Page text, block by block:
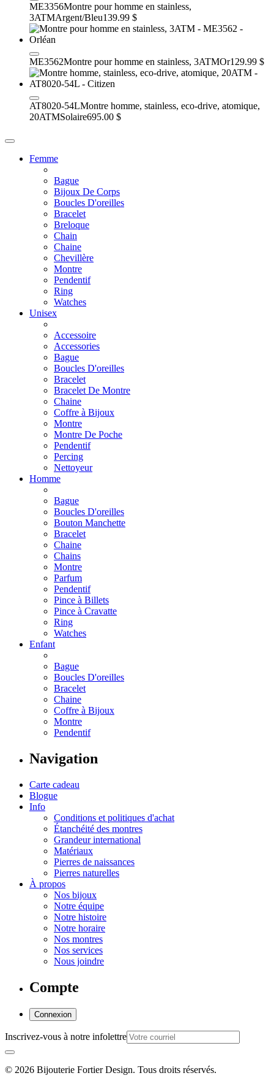
ME3356Montre pour homme en stainless,
3ATMArgent/Bleu139.99 $
ME3562Montre pour homme en stainless, 3ATMOr129.99 $
AT8020-54LMontre homme, stainless, eco-drive, atomique,
20ATMSolaire695.00 $
Femme
Bague
Bijoux De Corps
Boucles D'oreilles
Bracelet
Breloque
Chain
Chaine
Chevillère
Montre
Pendentif
Ring
Watches
Unisex
Accessoire
Accessories
Bague
Boucles D'oreilles
Bracelet
Bracelet De Montre
Chaine
Coffre à Bijoux
Montre
Montre De Poche
Pendentif
Percing
Nettoyeur
Homme
Bague
Boucles D'oreilles
Bouton Manchette
Bracelet
Chaine
Chains
Montre
Parfum
Pendentif
Pince à Billets
Pince à Cravatte
Ring
Watches
Enfant
Bague
Boucles D'oreilles
Bracelet
Chaine
Coffre à Bijoux
Montre
Pendentif
Navigation
Carte cadeau
Blogue
Info
Conditions et politiques d'achat
Étanchéité des montres
Grandeur international
Matériaux
Pierres de naissances
Pierres naturelles
À propos
Nos bijoux
Notre équipe
Notre histoire
Notre horaire
Nos montres
Nos services
Nous joindre
Compte
Connexion
Inscrivez-vous à notre infolettre
© 2026 Bijouterie Fortier Design. Tous droits réservés.